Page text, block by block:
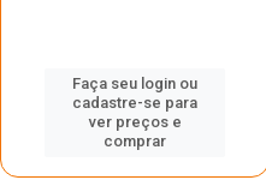
Faça seu login ou
cadastre-se para
ver preços e
comprar